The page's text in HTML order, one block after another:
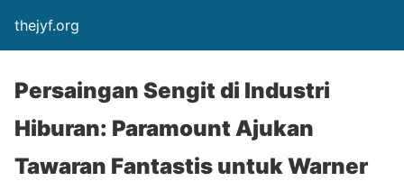
thejyf.org
Persaingan Sengit di Industri
Hiburan: Paramount Ajukan
Tawaran Fantastis untuk Warner